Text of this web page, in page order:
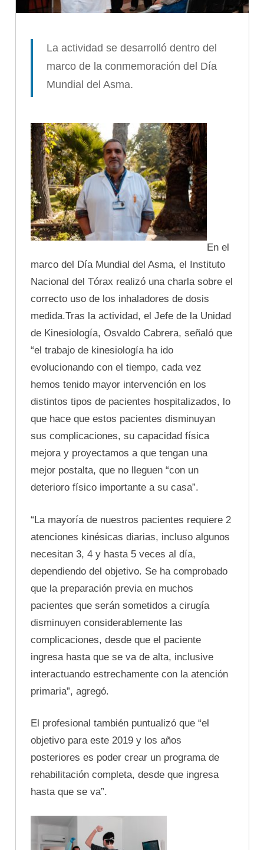
La actividad se desarrolló dentro del
marco de la conmemoración del Día
Mundial del Asma.
En el
marco del Día Mundial del Asma, el Instituto
Nacional del Tórax realizó una charla sobre el
correcto uso de los inhaladores de dosis
medida.Tras la actividad, el Jefe de la Unidad
de Kinesiología, Osvaldo Cabrera, señaló que
“el trabajo de kinesiología ha ido
evolucionando con el tiempo, cada vez
hemos tenido mayor intervención en los
distintos tipos de pacientes hospitalizados, lo
que hace que estos pacientes disminuyan
sus complicaciones, su capacidad física
mejora y proyectamos a que tengan una
mejor postalta, que no lleguen “con un
deterioro físico importante a su casa”.
“La mayoría de nuestros pacientes requiere 2
atenciones kinésicas diarias, incluso algunos
necesitan 3, 4 y hasta 5 veces al día,
dependiendo del objetivo. Se ha comprobado
que la preparación previa en muchos
pacientes que serán sometidos a cirugía
disminuyen considerablemente las
complicaciones, desde que el paciente
ingresa hasta que se va de alta, inclusive
interactuando estrechamente con la atención
primaria”, agregó.
El profesional también puntualizó que “el
objetivo para este 2019 y los años
posteriores es poder crear un programa de
rehabilitación completa, desde que ingresa
hasta que se va”.